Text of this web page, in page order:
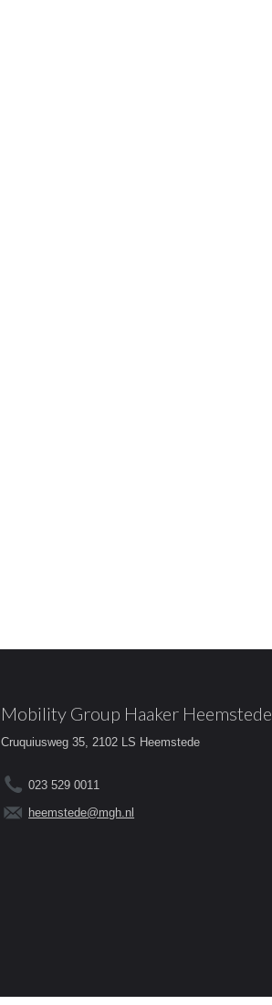
Mobility Group Haaker Heemstede
Cruquiusweg 35, 2102 LS Heemstede
023 529 0011
heemstede@mgh.nl